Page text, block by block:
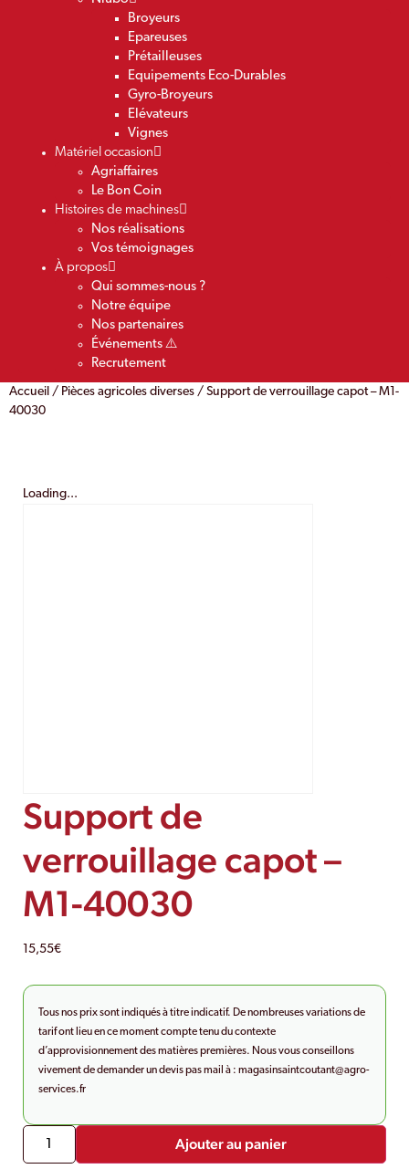
Broyeurs
Epareuses
Prétailleuses
Equipements Eco-Durables
Gyro-Broyeurs
Elévateurs
Vignes
Matériel occasion
Agriaffaires
Le Bon Coin
Histoires de machines
Nos réalisations
Vos témoignages
À propos
Qui sommes-nous ?
Notre équipe
Nos partenaires
Événements ⚠️
Recrutement
Accueil / Pièces agricoles diverses / Support de verrouillage capot – M1-
40030
Loading...
Support de
verrouillage capot –
M1-40030
15,55€
Tous nos prix sont indiqués à titre indicatif. De nombreuses variations de
tarif ont lieu en ce moment compte tenu du contexte
d’approvisionnement des matières premières. Nous vous conseillons
vivement de demander un devis pas mail à : magasinsaintcoutant@agro-
services.fr
Ajouter au panier